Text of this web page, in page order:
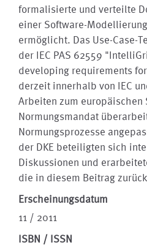
formalisierte und verteilte
einer Software-
ermöglicht. Das Use-Case-
der IEC PAS 62559
developing requirements
derzeit innerhalb von IEC
Arbeiten zum europäischen
Normungsmandat
Normungsprozesse
der DKE beteiligten sich
Diskussionen und
die in diesem Beitrag
Erscheinungsdatum
11 / 2011
ISBN / ISSN